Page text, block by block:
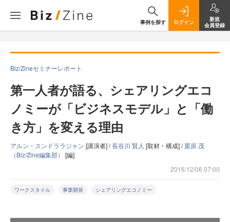
事例を探す ログイン
新規
会員登録
Biz/Zineセミナーレポート
第一人者が語る、シェアリングエコ
ノミーが「ビジネスモデル」と「働
き方」を変える理由
アルン・スンドララジャン [講演者] /長谷川 賢人 [取材・構成] /栗原 茂
（Biz/Zine編集部） [編]
2016/12/06 07:00
ワークスタイル 事業開発 シェアリングエコノミー